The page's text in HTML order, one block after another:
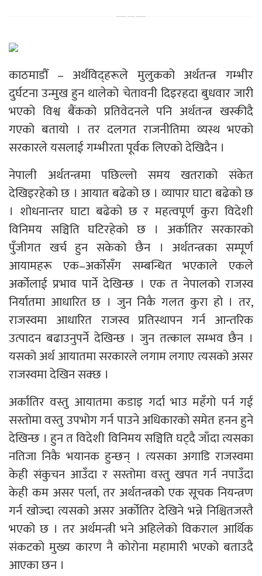
काठमाडौँ – अर्थविद्हरूले मुलुकको अर्थतन्त्र गम्भीर
दुर्घटना उन्मुख हुन थालेको चेतावनी दिइरहदा बुधवार जारी
भएको विश्व बैंकको प्रतिवेदनले पनि अर्थतन्त्र खस्कीदै
गएको बतायो । तर दलगत राजनीतिमा व्यस्थ भएको
सरकारले यसलाई गम्भीरता पूर्वक लिएको देखिदैन ।
नेपाली अर्थतन्त्रमा पछिल्लो समय खतराको संकेत
देखिइरहेको छ । आयात बढेको छ । व्यापार घाटा बढेको छ
। शोधनान्तर घाटा बढेको छ र महत्वपूर्ण कुरा विदेशी
विनिमय सञ्चिति घटिरहेको छ । अर्कातिर सरकारको
पुँजीगत खर्च हुन सकेको छैन । अर्थतन्त्रका सम्पूर्ण
आयामहरू एक–अर्कोसँग सम्बन्धित भएकाले एकले
अर्कोलाई प्रभाव पार्ने देखिन्छ । एक त नेपालको राजस्व
निर्यातमा आधारित छ । जुन निकै गलत कुरा हो । तर,
राजस्वमा आधारित राजस्व प्रतिस्थापन गर्न आन्तरिक
उत्पादन बढाउनुपर्ने देखिन्छ । जुन तत्काल सम्भव छैन ।
यसको अर्थ आयातमा सरकारले लगाम लगाए त्यसको असर
राजस्वमा देखिन सक्छ ।
अर्कातिर वस्तु आयातमा कडाइ गर्दा भाउ महँगो पर्न गई
सस्तोमा वस्तु उपभोग गर्न पाउने अधिकारको समेत हनन हुने
देखिन्छ । हुन त विदेशी विनिमय सञ्चिति घट्दै जाँदा त्यसका
नतिजा निकै भयानक हुन्छन् । त्यसका अगाडि राजस्वमा
केही संकुचन आउँदा र सस्तोमा वस्तु खपत गर्न नपाउँदा
केही कम असर पर्ला, तर अर्थतन्त्रकोे एक सूचक नियन्त्रण
गर्न खोज्दा त्यसको असर अर्कोतिर देखिने भन्ने निश्चितजस्तै
भएको छ । तर अर्थमन्त्री भने अहिलेको विकराल आर्थिक
संकटको मुख्य कारण नै कोरोना महामारी भएको बताउदै
आएका छन ।